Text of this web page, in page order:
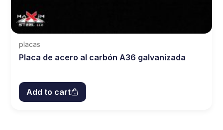
placas
Placa de acero al carbón A36 galvanizada
Add to cart